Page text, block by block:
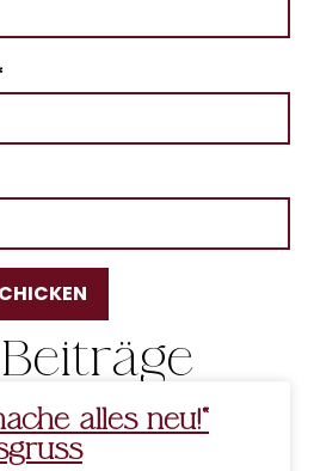
alles neu!“